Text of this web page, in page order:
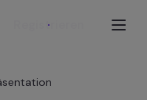
Registrieren